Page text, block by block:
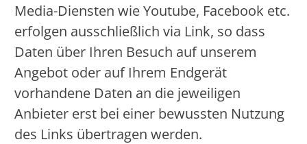
Media-Diensten wie Youtube, Facebook etc.
erfolgen ausschließlich via Link, so dass
Daten über Ihren Besuch auf unserem
Angebot oder auf Ihrem Endgerät
vorhandene Daten an die jeweiligen
Anbieter erst bei einer bewussten Nutzung
des Links übertragen werden.